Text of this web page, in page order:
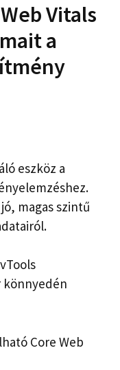
Vitals
a
eszköz a
magas szintű
könnyedén
Core Web